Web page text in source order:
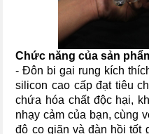
Chức năng của sản
- Đôn bi gai rung kích
silicon cao cấp đạt tiêu
chứa hóa chất độc hại,
nhạy cảm của bạn, cùng
độ co giãn và đàn hồi tốt